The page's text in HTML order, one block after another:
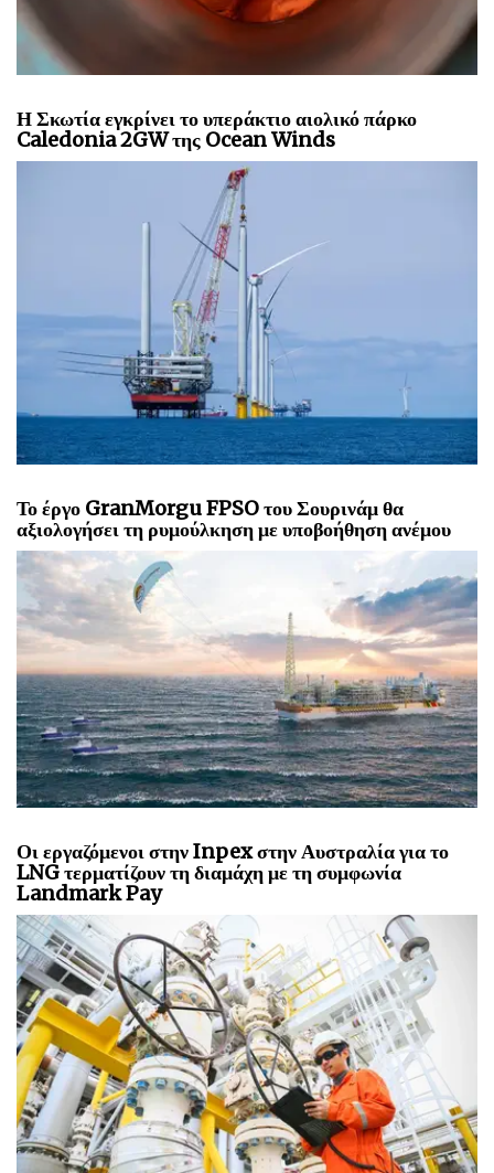
Η Σκωτία εγκρίνει το υπεράκτιο αιολικό πάρκο
Caledonia 2GW της Ocean Winds
Το έργο GranMorgu FPSO του Σουρινάμ θα
αξιολογήσει τη ρυμούλκηση με υποβοήθηση ανέμου
Οι εργαζόμενοι στην Inpex στην Αυστραλία για το
LNG τερματίζουν τη διαμάχη με τη συμφωνία
Landmark Pay